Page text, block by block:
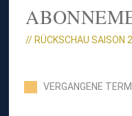
// RÜCKSCHAU SAISON
VERGANGENE